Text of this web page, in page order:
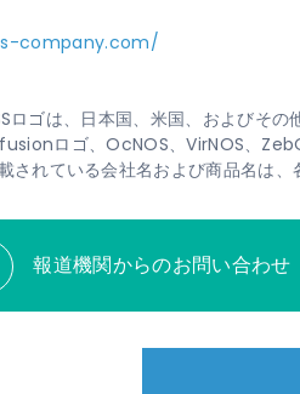
company.com/
ロゴは、日本国、米国、およびそ
ロゴ、OcNOS、VirNOS、
されている会社名および商品名は、
報道機関からのお問い合わせ